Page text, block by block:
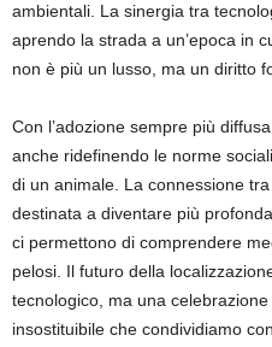
ambientali. La sinergia tra
aprendo la strada a un’epoca in
non è più un lusso, ma un diritto
Con l’adozione sempre più
anche ridefinendo le norme
di un animale. La connessione
destinata a diventare più
ci permettono di comprendere
pelosi. Il futuro della
tecnologico, ma una
insostituibile che condividiamo